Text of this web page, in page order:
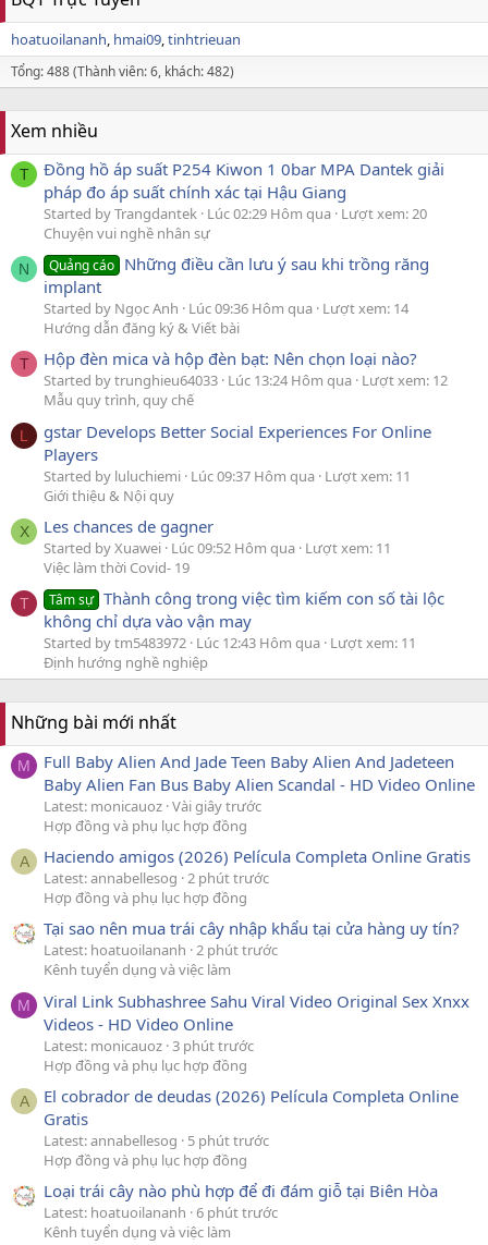
hoatuoilananh hmai09 tinhtrieuan
Tổng: 488 (Thành viên: 6, khách: 482)
Xem nhiều
T
Đồng hồ áp suất P254 Kiwon 1 0bar MPA Dantek giải
pháp đo áp suất chính xác tại Hậu Giang
Started by Trangdantek Lúc 02:29 Hôm qua Lượt xem: 20
Chuyện vui nghề nhân sự
N Quảng cáo Những điều cần lưu ý sau khi trồng răng
implant
Started by Ngọc Anh Lúc 09:36 Hôm qua Lượt xem: 14
Hướng dẫn đăng ký & Viết bài
T Hộp đèn mica và hộp đèn bạt: Nên chọn loại nào?
Started by trunghieu64033 Lúc 13:24 Hôm qua Lượt xem: 12
Mẫu quy trình, quy chế
L
gstar Develops Better Social Experiences For Online
Players
Started by luluchiemi Lúc 09:37 Hôm qua Lượt xem: 11
Giới thiệu & Nội quy
X Les chances de gagner
Started by Xuawei Lúc 09:52 Hôm qua Lượt xem: 11
Việc làm thời Covid- 19
T Tâm sự Thành công trong việc tìm kiếm con số tài lộc
không chỉ dựa vào vận may
Started by tm5483972 Lúc 12:43 Hôm qua Lượt xem: 11
Định hướng nghề nghiệp
Những bài mới nhất
M
Full Baby Alien And Jade Teen Baby Alien And Jadeteen
Baby Alien Fan Bus Baby Alien Scandal - HD Video Online
Latest: monicauoz Vài giây trước
Hợp đồng và phụ lục hợp đồng
A Haciendo amigos (2026) Película Completa Online Gratis
Latest: annabellesog 2 phút trước
Hợp đồng và phụ lục hợp đồng
Tại sao nên mua trái cây nhập khẩu tại cửa hàng uy tín?
Latest: hoatuoilananh 2 phút trước
Kênh tuyển dụng và việc làm
M
Viral Link Subhashree Sahu Viral Video Original Sex Xnxx
Videos - HD Video Online
Latest: monicauoz 3 phút trước
Hợp đồng và phụ lục hợp đồng
A
El cobrador de deudas (2026) Película Completa Online
Gratis
Latest: annabellesog
5 phút trước
Hợp đồng và phụ lục hợp đồng
Loại trái cây nào phù hợp để đi đám giỗ tại Biên Hòa
Latest: hoatuoilananh 6 phút trước
Kênh tuyển dụng và việc làm